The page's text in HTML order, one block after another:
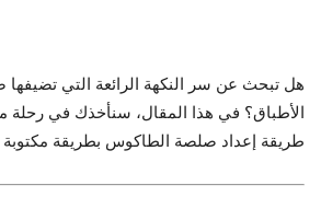
هل تبحث عن سر النكهة الرائعة التي
الأطباق؟ في هذا المقال، سنأخذك في رحلة
طريقة إعداد صلصة الطاكوس بطريقة